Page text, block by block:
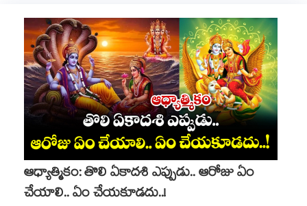
ఆధ్యాత్మికం: తొలి ఏకాదశి ఎప్పుడు.. ఆరోజు ఏం
చేయాలి.. ఏం చేయకూడదు..!